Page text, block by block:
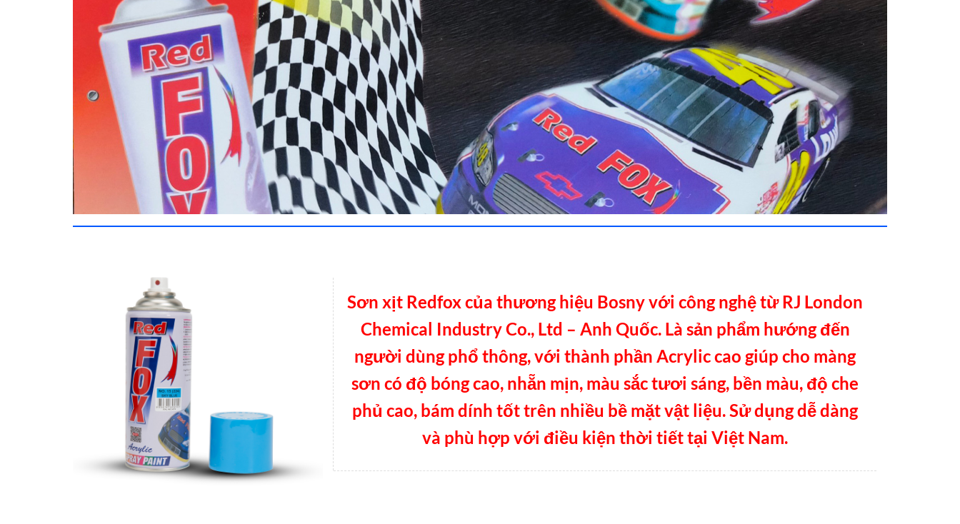
Sơn xịt Redfox của thương hiệu Bosny với công nghệ từ RJ London
Chemical Industry Co., Ltd – Anh Quốc. Là sản phẩm hướng đến
người dùng phổ thông, với thành phần Acrylic cao giúp cho màng
sơn có độ bóng cao, nhẵn mịn, màu sắc tươi sáng, bền màu, độ che
phủ cao, bám dính tốt trên nhiều bề mặt vật liệu. Sử dụng dễ dàng
và phù hợp với điều kiện thời tiết tại Việt Nam.